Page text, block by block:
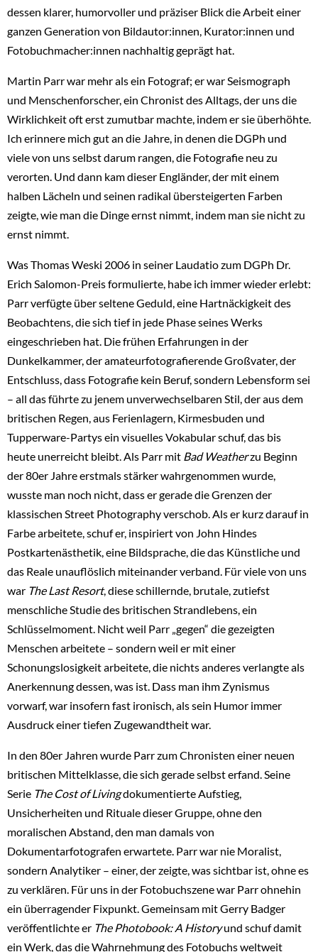
dessen klarer, humorvoller und präziser Blick die Arbeit einer
ganzen Generation von Bildautor:innen, Kurator:innen und
Fotobuchmacher:innen nachhaltig geprägt hat.
Martin Parr war mehr als ein Fotograf; er war Seismograph
und Menschenforscher, ein Chronist des Alltags, der uns die
Wirklichkeit oft erst zumutbar machte, indem er sie überhöhte.
Ich erinnere mich gut an die Jahre, in denen die DGPh und
viele von uns selbst darum rangen, die Fotografie neu zu
verorten. Und dann kam dieser Engländer, der mit einem
halben Lächeln und seinen radikal übersteigerten Farben
zeigte, wie man die Dinge ernst nimmt, indem man sie nicht zu
ernst nimmt.
Was Thomas Weski 2006 in seiner Laudatio zum DGPh Dr.
Erich Salomon-Preis formulierte, habe ich immer wieder erlebt:
Parr verfügte über seltene Geduld, eine Hartnäckigkeit des
Beobachtens, die sich tief in jede Phase seines Werks
eingeschrieben hat. Die frühen Erfahrungen in der
Dunkelkammer, der amateurfotografierende Großvater, der
Entschluss, dass Fotografie kein Beruf, sondern Lebensform sei
– all das führte zu jenem unverwechselbaren Stil, der aus dem
britischen Regen, aus Ferienlagern, Kirmesbuden und
Tupperware-Partys ein visuelles Vokabular schuf, das bis
heute unerreicht bleibt. Als Parr mit Bad Weatherzu Beginn
der 80er Jahre erstmals stärker wahrgenommen wurde,
wusste man noch nicht, dass er gerade die Grenzen der
klassischen Street Photography verschob. Als er kurz darauf in
Farbe arbeitete, schuf er, inspiriert von John Hindes
Postkartenästhetik, eine Bildsprache, die das Künstliche und
das Reale unauflöslich miteinander verband. Für viele von uns
war The Last Resort, diese schillernde, brutale, zutiefst
menschliche Studie des britischen Strandlebens, ein
Schlüsselmoment. Nicht weil Parr „gegen“ die gezeigten
Menschen arbeitete – sondern weil er mit einer
Schonungslosigkeit arbeitete, die nichts anderes verlangte als
Anerkennung dessen, was ist. Dass man ihm Zynismus
vorwarf, war insofern fast ironisch, als sein Humor immer
Ausdruck einer tiefen Zugewandtheit war.
In den 80er Jahren wurde Parr zum Chronisten einer neuen
britischen Mittelklasse, die sich gerade selbst erfand. Seine
Serie The Cost of Livingdokumentierte Aufstieg,
Unsicherheiten und Rituale dieser Gruppe, ohne den
moralischen Abstand, den man damals von
Dokumentarfotografen erwartete. Parr war nie Moralist,
sondern Analytiker – einer, der zeigte, was sichtbar ist, ohne es
zu verklären. Für uns in der Fotobuchszene war Parr ohnehin
ein überragender Fixpunkt. Gemeinsam mit Gerry Badger
veröffentlichte er The Photobook: A Historyund schuf damit
ein Werk, das die Wahrnehmung des Fotobuchs weltweit